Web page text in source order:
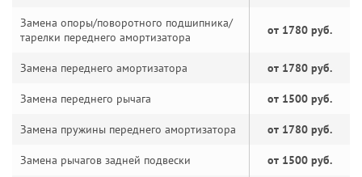
Замена опоры/поворотного подшипника/
тарелки переднего амортизатора
от 1780 руб.
Замена переднего амортизатора от 1780 руб.
Замена переднего рычага от 1500 руб.
Замена пружины переднего амортизатора от 1780 руб.
Замена рычагов задней подвески от 1500 руб.